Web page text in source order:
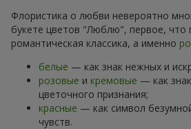
Флористика о любви невероятно
букете цветов "Люблю", первое,
романтическая классика, а именно
белые — как знак нежных и
розовые и кремовые — как
цветочного признания;
красные — как символ
чувств.